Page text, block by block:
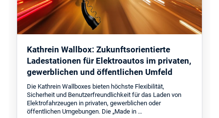
Kathrein Wallbox: Zukunftsorientierte
Ladestationen für Elektroautos im privaten,
gewerblichen und öffentlichen Umfeld
Die Kathrein Wallboxes bieten höchste Flexibilität,
Sicherheit und Benutzerfreundlichkeit für das Laden von
Elektrofahrzeugen in privaten, gewerblichen oder
öffentlichen Umgebungen. Die „Made in …